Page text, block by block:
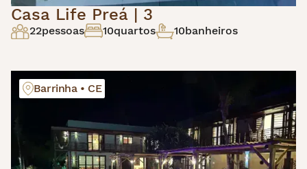
Casa Life Preá | 3
22pessoas 10quartos 10banheiros
Barrinha • CE